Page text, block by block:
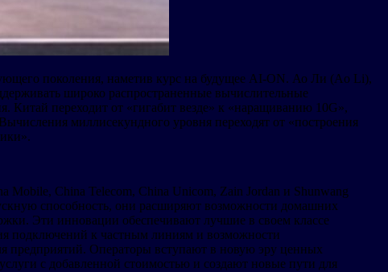
поколения, наметив курс на будущее AI-ON. Ао Ли (Ao Li),
широко распространенные вычислительные
переходит от «гигабит везде» к «наращиванию 10G»,
миллисекундного уровня переходят от «построения
China Telecom, China Unicom, Zain Jordan и Shunwang
способность, они расширяют возможности домашних
Эти инновации обеспечивают лучшие в своем классе
подключений к частным линиям и возможности
предприятий. Операторы вступают в новую эру ценных
с добавленной стоимостью и создают новые пути для